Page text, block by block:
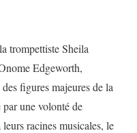
trompettiste Sheila
Edgeworth,
figures majeures de la
une volonté de
racines musicales, le